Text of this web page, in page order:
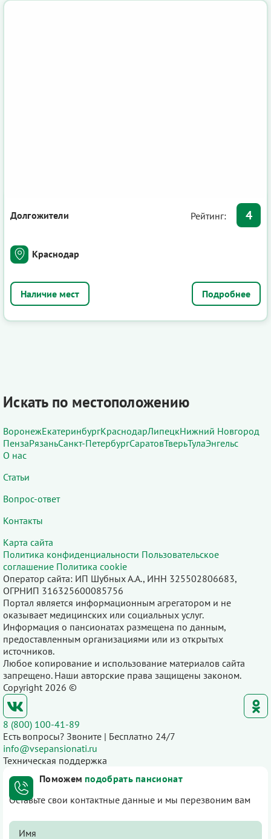
Долгожители Рейтинг: 4
Краснодар
Подробнее
Искать по местоположению
ВоронежЕкатеринбургКраснодарЛипецкНижний Новгород
ПензаРязаньСанкт-ПетербургСаратовТверьТулаЭнгельс
О нас
Статьи
Вопрос-ответ
Контакты
Карта сайта
Политика конфиденциальности Пользовательское
соглашение Политика cookie
Оператор сайта: ИП Шубных А.А., ИНН 325502806683,
ОГРНИП 316325600085756
Портал является информационным агрегатором и не
оказывает медицинских или социальных услуг.
Информация о пансионатах размещена по данным,
предоставленным организациями или из открытых
источников.
Любое копирование и использование материалов сайта
запрещено. Наши авторские права защищены законом.
Copyright 2026 ©
8 (800) 100-41-89
Есть вопросы? Звоните | Бесплатно 24/7
info@vsepansionati.ru
Техническая поддержка
Поможем подобрать пансионат
Оставьте свои контактные данные и мы перезвоним вам